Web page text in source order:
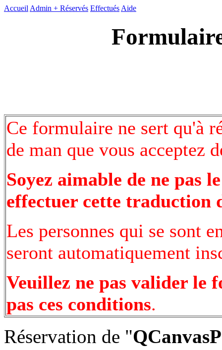
Accueil Admin + Réservés Effectués Aide
Ce formulaire ne sert qu'à
de man que vous acceptez
Soyez aimable de ne pas
effectuer cette traduction
Les personnes qui se sont
seront automatiquement
Veuillez ne pas valider le
pas ces conditions.
Réservation de "